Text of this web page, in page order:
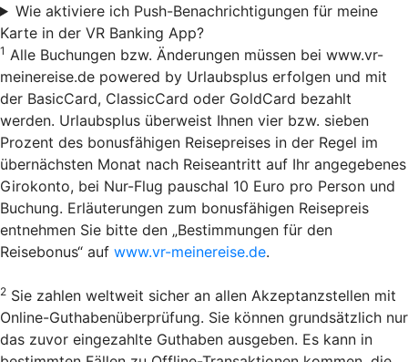
Wie aktiviere ich Push-Benachrichtigungen für meine
Karte in der VR Banking App?
1 Alle Buchungen bzw. Änderungen müssen bei www.vr-
meinereise.de powered by Urlaubsplus erfolgen und mit
der BasicCard, ClassicCard oder GoldCard bezahlt
werden. Urlaubsplus überweist Ihnen vier bzw. sieben
Prozent des bonusfähigen Reisepreises in der Regel im
übernächsten Monat nach Reiseantritt auf Ihr angegebenes
Girokonto, bei Nur-Flug pauschal 10 Euro pro Person und
Buchung. Erläuterungen zum bonusfähigen Reisepreis
entnehmen Sie bitte den „Bestimmungen für den
Reisebonus“ auf www.vr-meinereise.de.
2 Sie zahlen weltweit sicher an allen Akzeptanzstellen mit
Online-Guthabenüberprüfung. Sie können grundsätzlich nur
das zuvor eingezahlte Guthaben ausgeben. Es kann in